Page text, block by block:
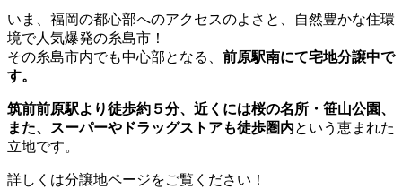
いま、福岡の都心部へのアクセスのよさと、自然豊かな住環
境で人気爆発の糸島市！
その糸島市内でも中心部となる、 前原駅南にて宅地分譲中で
す。
筑前前原駅より徒歩約５分、近くには桜の名所・笹山公園、
また、スーパーやドラッグストアも徒歩圏内という恵まれた
立地です。
詳しくは分譲地ページをご覧ください！